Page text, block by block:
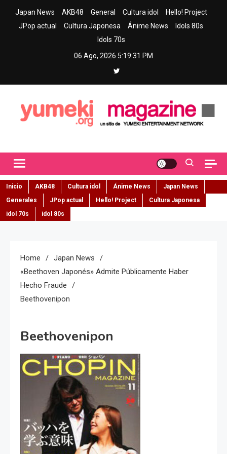
Japan News AKB48 General Cultura idol
Hello! Project
JPop actual
Cultura Japonesa Ánime News
Idols 80s
Idols 70s
06 Ago, 2026 5:19:32 PM
Inicio AKB48 Cultura idol Ánime News
Japan News
Generales
JPop actual Hello! Project
Cultura Japonesa
idol 70s
idol 80s
Home
Japan News
«Beethoven Japonés» Admite Públicamente Haber
Hecho Fraude
Beethovenipon
Beethovenipon